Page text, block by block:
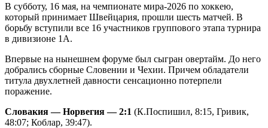
В субботу, 16 мая, на чемпионате мира-2026 по хоккею,
который принимает Швейцария, прошли шесть матчей. В
борьбу вступили все 16 участников группового этапа турнира
в дивизионе 1А.
Впервые на нынешнем форуме был сыгран овертайм. До него
добрались сборные Словении и Чехии. Причем обладатели
титула двухлетней давности сенсационно потерпели
поражение.
Словакия — Норвегия — 2:1 (К.Поспишил, 8:15, Гривик,
48:07; Коблар, 39:47).